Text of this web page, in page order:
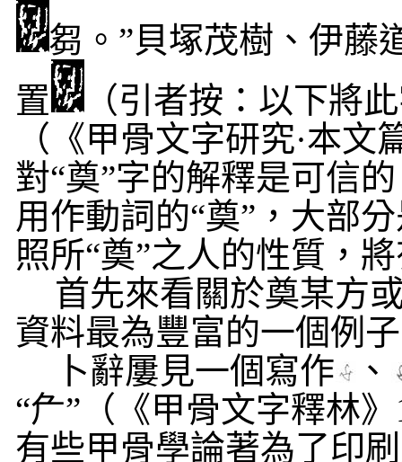
芻。”貝塚茂樹、伊藤
置
（引者按：以下將
（《甲骨文字研究·本文
對“奠”字的解釋是可信
用作動詞的“奠”，大部
照所“奠”之人的性質，
首先來看關於奠某方
資料最為豐富的一個例
卜辭屢見一個寫作
、
“厃”（《甲骨文字釋林》
有些甲骨學論著為了印